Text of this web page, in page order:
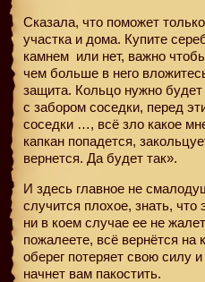
Сказала, что поможет
участка и дома. Купите
камнем или нет, важно
чем больше в него
защита. Кольцо нужно будет
с забором соседки, перед
соседки …, всё зло какое
капкан попадется,
вернется. Да будет так».
И здесь главное не
случится плохое, знать,
ни в коем случае ее не
пожалеете, всё вернётся на
оберег потеряет свою силу
начнет вам пакостить.